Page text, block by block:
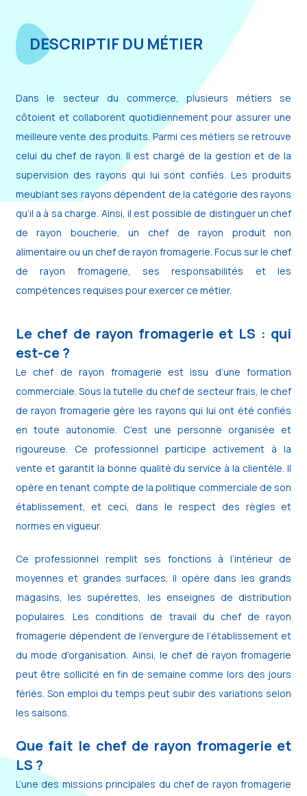
DESCRIPTIF DU MÉTIER
Dans le secteur du commerce, plusieurs métiers se
côtoient et collaborent quotidiennement pour assurer une
meilleure vente des produits. Parmi ces métiers se retrouve
celui du chef de rayon. Il est chargé de la gestion et de la
supervision des rayons qui lui sont confiés. Les produits
meublant ses rayons dépendent de la catégorie des rayons
qu’il a à sa charge. Ainsi, il est possible de distinguer un chef
de rayon boucherie, un chef de rayon produit non
alimentaire ou un chef de rayon fromagerie. Focus sur le chef
de rayon fromagerie, ses responsabilités et les
compétences requises pour exercer ce métier.
Le chef de rayon fromagerie et LS : qui
est-ce ?
Le chef de rayon fromagerie est issu d’une formation
commerciale. Sous la tutelle du chef de secteur frais, le chef
de rayon fromagerie gère les rayons qui lui ont été confiés
en toute autonomie. C’est une personne organisée et
rigoureuse. Ce professionnel participe activement à la
vente et garantit la bonne qualité du service à la clientèle. Il
opère en tenant compte de la politique commerciale de son
établissement, et ceci, dans le respect des règles et
normes en vigueur.
Ce professionnel remplit ses fonctions à l’intérieur de
moyennes et grandes surfaces. Il opère dans les grands
magasins, les supérettes, les enseignes de distribution
populaires. Les conditions de travail du chef de rayon
fromagerie dépendent de l’envergure de l’établissement et
du mode d’organisation. Ainsi, le chef de rayon fromagerie
peut être sollicité en fin de semaine comme lors des jours
fériés. Son emploi du temps peut subir des variations selon
les saisons.
Que fait le chef de rayon fromagerie et
LS ?
L’une des missions principales du chef de rayon fromagerie